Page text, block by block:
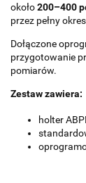
około200–400
przez pełny
Dołączone
przygotowanie
pomiarów.
Zestaw zawiera:
holter